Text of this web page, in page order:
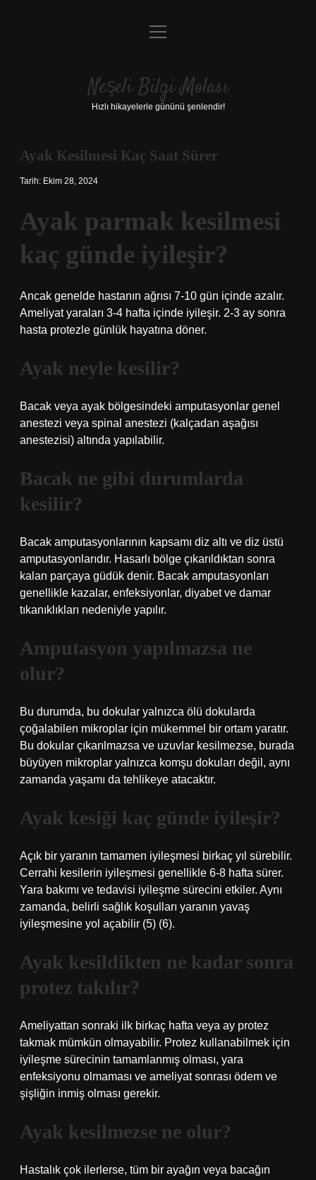
Anasayfa
Yasal Uyarı
menüyü
Neşeli Bilgi Molası
Hızlı hikayelerle gününü şenlendir!
Ayak Kesilmesi Kaç Saat Sürer
Tarih: Ekim 28, 2024
Ayak parmak kesilmesi
kaç günde iyileşir?
Ancak genelde hastanın ağrısı 7-10 gün içinde azalır.
Ameliyat yaraları 3-4 hafta içinde iyileşir. 2-3 ay sonra
hasta protezle günlük hayatına döner.
Ayak neyle kesilir?
Bacak veya ayak bölgesindeki amputasyonlar genel
anestezi veya spinal anestezi (kalçadan aşağısı
anestezisi) altında yapılabilir.
Bacak ne gibi durumlarda
kesilir?
Bacak amputasyonlarının kapsamı diz altı ve diz üstü
amputasyonlarıdır. Hasarlı bölge çıkarıldıktan sonra
kalan parçaya güdük denir. Bacak amputasyonları
genellikle kazalar, enfeksiyonlar, diyabet ve damar
tıkanıklıkları nedeniyle yapılır.
Amputasyon yapılmazsa ne
olur?
Bu durumda, bu dokular yalnızca ölü dokularda
çoğalabilen mikroplar için mükemmel bir ortam yaratır.
Bu dokular çıkarılmazsa ve uzuvlar kesilmezse, burada
büyüyen mikroplar yalnızca komşu dokuları değil, aynı
zamanda yaşamı da tehlikeye atacaktır.
Ayak kesiği kaç günde iyileşir?
Açık bir yaranın tamamen iyileşmesi birkaç yıl sürebilir.
Cerrahi kesilerin iyileşmesi genellikle 6-8 hafta sürer.
Yara bakımı ve tedavisi iyileşme sürecini etkiler. Aynı
zamanda, belirli sağlık koşulları yaranın yavaş
iyileşmesine yol açabilir (5) (6).
Ayak kesildikten ne kadar sonra
protez takılır?
Ameliyattan sonraki ilk birkaç hafta veya ay protez
takmak mümkün olmayabilir. Protez kullanabilmek için
iyileşme sürecinin tamamlanmış olması, yara
enfeksiyonu olmaması ve ameliyat sonrası ödem ve
şişliğin inmiş olması gerekir.
Ayak kesilmezse ne olur?
Hastalık çok ilerlerse, tüm bir ayağın veya bacağın